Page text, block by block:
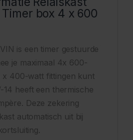
Timer box 4 x 600
is een timer gestuurde
je maximaal 4x 600-
x 400-watt fittingen kunt
14 heeft een thermische
Deze zekering
automatisch uit bij